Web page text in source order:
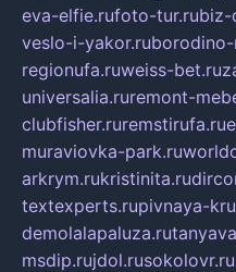
eva-elfie.rufoto-tur.rubiz-
veslo-i-yakor.ru
regionufa.ruweiss-bet.ru
universalia.ruremont-
clubfisher.ruremstirufa.ru
muraviovka-park.ru
arkrym.rukristinita.ru
textexperts.rupivnaya-
demolalapaluza.ru
msdip.rujdol.rusokolovr.ru